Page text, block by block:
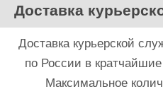
Доставка
Доставка курьерской
по России в
Максимальное